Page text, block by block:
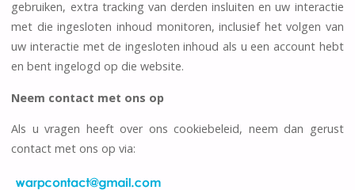
gebruiken, extra tracking van derden insluiten en uw interactie
met die ingesloten inhoud monitoren, inclusief het volgen van
uw interactie met de ingesloten inhoud als u een account hebt
en bent ingelogd op die website.
Neem contact met ons op
Als u vragen heeft over ons cookiebeleid, neem dan gerust
contact met ons op via: